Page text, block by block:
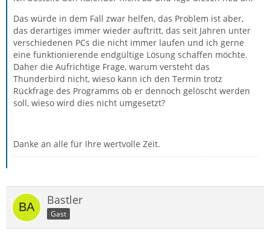
Das würde in dem Fall zwar helfen, das Problem ist aber,
das derartiges immer wieder auftritt, das seit Jahren unter
verschiedenen PCs die nicht immer laufen und ich gerne
eine funktionierende endgültige Lösung schaffen möchte.
Daher die Aufrichtige Frage, warum versteht das
Thunderbird nicht, wieso kann ich den Termin trotz
Rückfrage des Programms ob er dennoch gelöscht werden
soll, wieso wird dies nicht umgesetzt?
Danke an alle für Ihre wertvolle Zeit.
Bastler
Gast